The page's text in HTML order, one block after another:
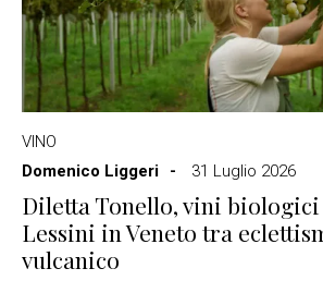
VINO
Domenico Liggeri
31 Luglio 2026
Diletta Tonello, vini
Lessini in Veneto tra
vulcanico